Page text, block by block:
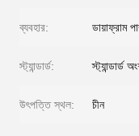
ব্যবহার: ডায়াফ্রাম
স্ট্যান্ডার্ড: স্ট্যান্ডার্ড
উৎপত্তি স্থল: চীন